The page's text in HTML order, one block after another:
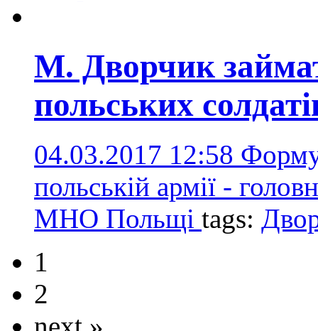
М. Дворчик
польських
04.03.2017 12:58
польській армії -
МНО Польщі tags:
1
2